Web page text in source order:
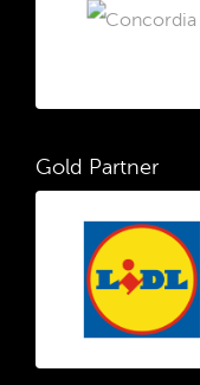
Gold Partner